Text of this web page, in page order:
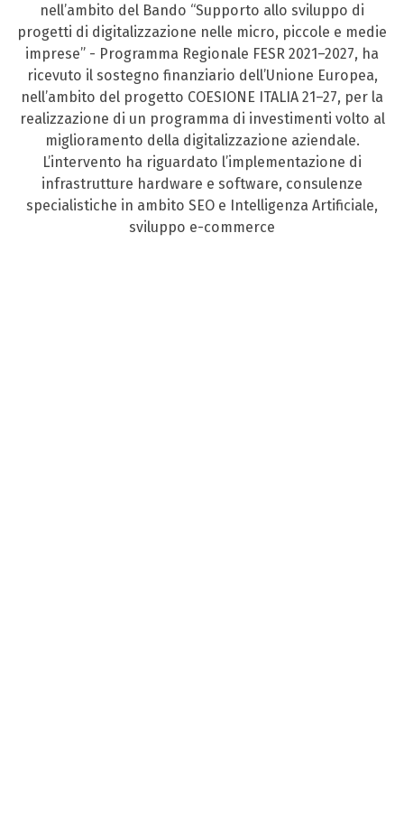
nell’ambito del Bando “Supporto allo sviluppo di
progetti di digitalizzazione nelle micro, piccole e medie
imprese” - Programma Regionale FESR 2021–2027, ha
ricevuto il sostegno finanziario dell’Unione Europea,
nell’ambito del progetto COESIONE ITALIA 21–27, per la
realizzazione di un programma di investimenti volto al
miglioramento della digitalizzazione aziendale.
L’intervento ha riguardato l’implementazione di
infrastrutture hardware e software, consulenze
specialistiche in ambito SEO e Intelligenza Artificiale,
sviluppo e-commerce